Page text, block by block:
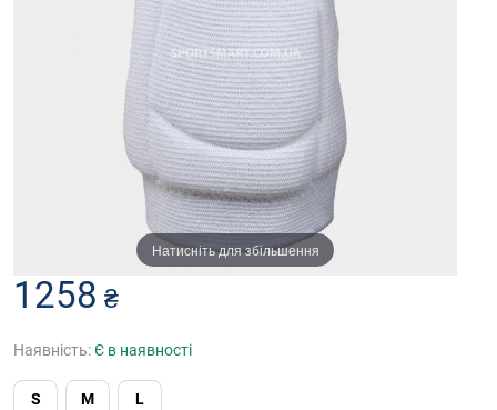
Натисніть для збільшення
1258 ₴
Наявність:Є в наявності
S M L